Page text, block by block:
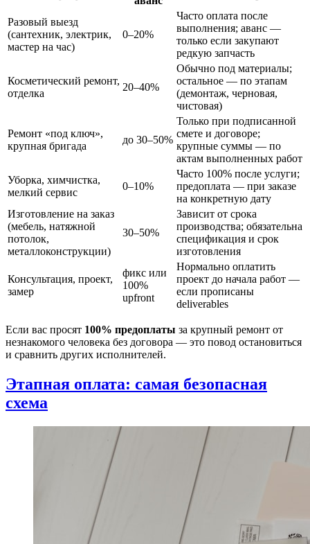
Разовый выезд
(сантехник, электрик,
мастер на час)
0–20%
Часто оплата после
выполнения; аванс —
только если закупают
редкую запчасть
Косметический ремонт,
отделка
20–40%
Обычно под материалы;
остальное — по этапам
(демонтаж, черновая,
чистовая)
Ремонт «под ключ»,
крупная бригада
до 30–50%
Только при подписанной
смете и договоре;
крупные суммы — по
актам выполненных работ
Уборка, химчистка,
мелкий сервис
0–10%
Часто 100% после услуги;
предоплата — при заказе
на конкретную дату
Изготовление на заказ
(мебель, натяжной
потолок,
металлоконструкции)
30–50%
Зависит от срока
производства; обязательна
спецификация и срок
изготовления
Консультация, проект,
замер
фикс или
100%
upfront
Нормально оплатить
проект до начала работ —
если прописаны
deliverables
Если вас просят 100% предоплаты за крупный ремонт от
незнакомого человека без договора — это повод остановиться
и сравнить других исполнителей.
Этапная оплата: самая безопасная
схема